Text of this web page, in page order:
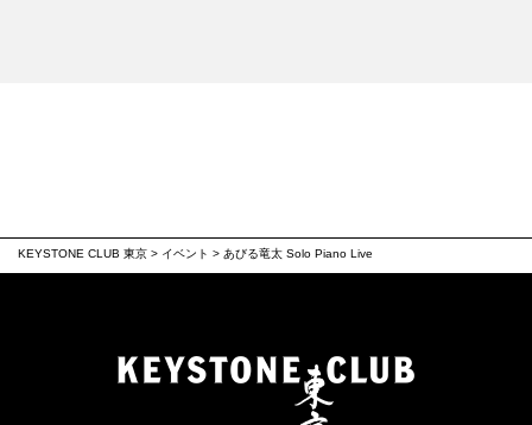
KEYSTONE CLUB 東京 > イベント > あびる竜太 Solo Piano Live